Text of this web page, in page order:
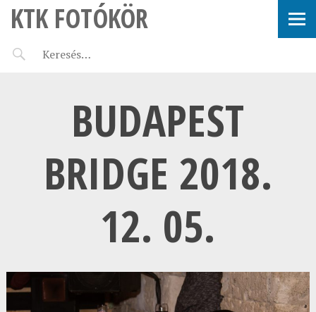
KTK FOTÓKÖR
BUDAPEST
BRIDGE 2018.
12. 05.